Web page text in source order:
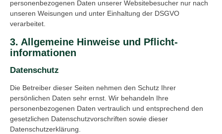
personenbezogenen Daten unserer Websitebesucher nur nach
unseren Weisungen und unter Einhaltung der DSGVO
verarbeitet.
3. Allgemeine Hinweise und Pflicht­
informationen
Datenschutz
Die Betreiber dieser Seiten nehmen den Schutz Ihrer
persönlichen Daten sehr ernst. Wir behandeln Ihre
personenbezogenen Daten vertraulich und entsprechend den
gesetzlichen Datenschutzvorschriften sowie dieser
Datenschutzerklärung.